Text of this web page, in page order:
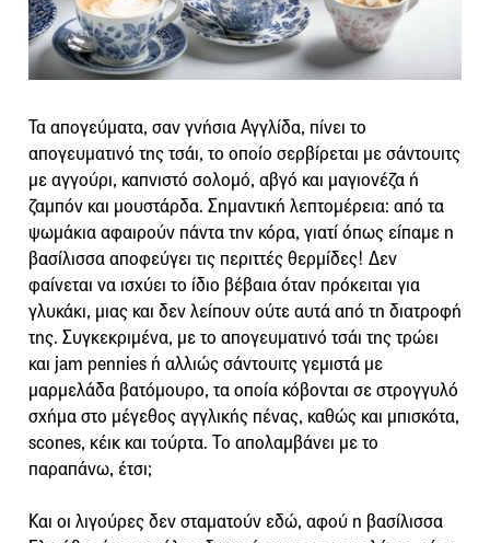
Τα απογεύματα, σαν γνήσια Αγγλίδα, πίνει το
απογευματινό της τσάι, το οποίο σερβίρεται με σάντουιτς
με αγγούρι, καπνιστό σολομό, αβγό και μαγιονέζα ή
ζαμπόν και μουστάρδα. Σημαντική λεπτομέρεια: από τα
ψωμάκια αφαιρούν πάντα την κόρα, γιατί όπως είπαμε η
βασίλισσα αποφεύγει τις περιττές θερμίδες! Δεν
φαίνεται να ισχύει το ίδιο βέβαια όταν πρόκειται για
γλυκάκι, μιας και δεν λείπουν ούτε αυτά από τη διατροφή
της. Συγκεκριμένα, με το απογευματινό τσάι της τρώει
και jam pennies ή αλλιώς σάντουιτς γεμιστά με
μαρμελάδα βατόμουρο, τα οποία κόβονται σε στρογγυλό
σχήμα στο μέγεθος αγγλικής πένας, καθώς και μπισκότα,
scones, κέικ και τούρτα. Το απολαμβάνει με το
παραπάνω, έτσι;
Και οι λιγούρες δεν σταματούν εδώ, αφού η βασίλισσα